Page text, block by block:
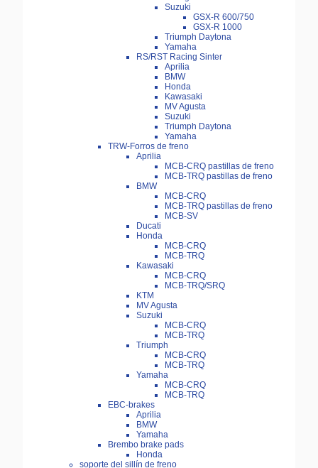
Suzuki
GSX-R 600/750
GSX-R 1000
Triumph Daytona
Yamaha
RS/RST Racing Sinter
Aprilia
BMW
Honda
Kawasaki
MV Agusta
Suzuki
Triumph Daytona
Yamaha
TRW-Forros de freno
Aprilia
MCB-CRQ pastillas de freno
MCB-TRQ pastillas de freno
BMW
MCB-CRQ
MCB-TRQ pastillas de freno
MCB-SV
Ducati
Honda
MCB-CRQ
MCB-TRQ
Kawasaki
MCB-CRQ
MCB-TRQ/SRQ
KTM
MV Agusta
Suzuki
MCB-CRQ
MCB-TRQ
Triumph
MCB-CRQ
MCB-TRQ
Yamaha
MCB-CRQ
MCB-TRQ
EBC-brakes
Aprilia
BMW
Yamaha
Brembo brake pads
Honda
soporte del sillín de freno